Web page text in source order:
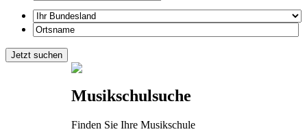
Musikschulsuche
Finden Sie Ihre Musikschule